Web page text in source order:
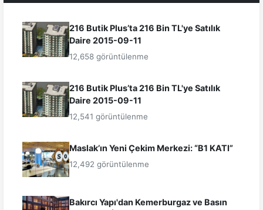
216 Butik Plus’ta 216 Bin TL'ye Satılık
Daire 2015-09-11
12,658 görüntülenme
216 Butik Plus’ta 216 Bin TL'ye Satılık
Daire 2015-09-11
12,541 görüntülenme
Maslak’ın Yeni Çekim Merkezi: “B1 KATI”
12,492 görüntülenme
Bakırcı Yapı'dan Kemerburgaz ve Basın